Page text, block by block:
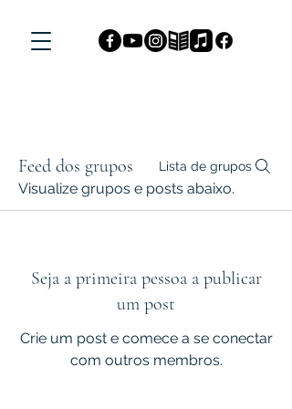
Feed dos grupos Lista de grupos
Visualize grupos e posts abaixo.
Seja a primeira pessoa a publicar
um post
Crie um post e comece a se conectar
com outros membros.